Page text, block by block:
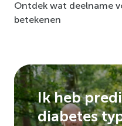
Ontdek wat deelname
betekenen
Ik heb
diabetes